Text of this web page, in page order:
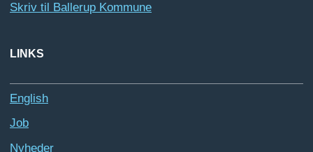
Skriv til Ballerup Kommune
LINKS
English
Job
Nyheder